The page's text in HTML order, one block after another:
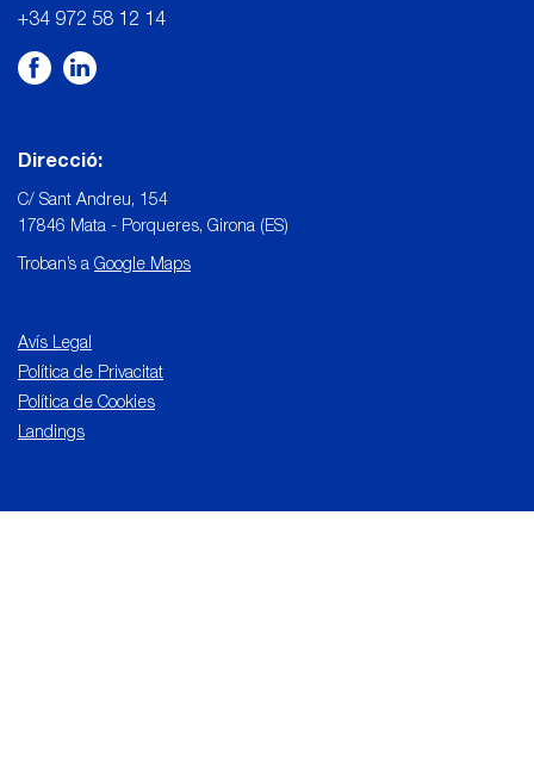
+34 972 58 12 14
Direcció:
C/ Sant Andreu, 154
17846 Mata - Porqueres, Girona (ES)
Troban’s a Google Maps
Avís Legal
Política de Privacitat
Política de Cookies
Landings